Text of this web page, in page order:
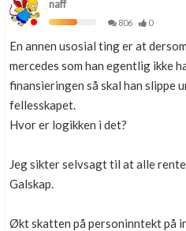
naff
806
0
En annen usosial ting er at
mercedes som han egentlig ikke
finansieringen så skal han slippe
fellesskapet.
Hvor er logikken i det?
Jeg sikter selvsagt til at alle
Galskap.
Økt skatten på personinntekt på